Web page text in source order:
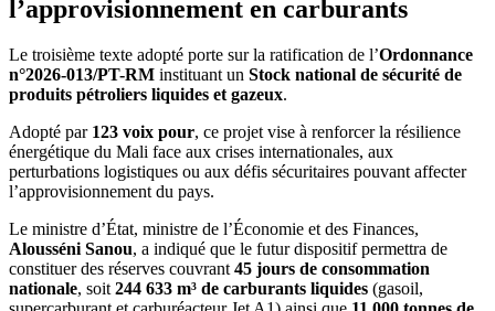
l’approvisionnement en carburants
Le troisième texte adopté porte sur la ratification de l’Ordonnance
n°2026-013/PT-RM instituant un Stock national de sécurité de
produits pétroliers liquides et gazeux.
Adopté par 123 voix pour, ce projet vise à renforcer la résilience
énergétique du Mali face aux crises internationales, aux
perturbations logistiques ou aux défis sécuritaires pouvant affecter
l’approvisionnement du pays.
Le ministre d’État, ministre de l’Économie et des Finances,
Alousséni Sanou, a indiqué que le futur dispositif permettra de
constituer des réserves couvrant45 jours de consommation
nationale, soit244 633 m³ de carburants liquides (gasoil,